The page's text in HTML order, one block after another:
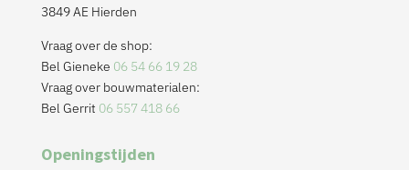
3849 AE Hierden
Vraag over de shop:
Bel Gieneke 06 54 66 19 28
Vraag over bouwmaterialen:
Bel Gerrit 06 557 418 66
Openingstijden